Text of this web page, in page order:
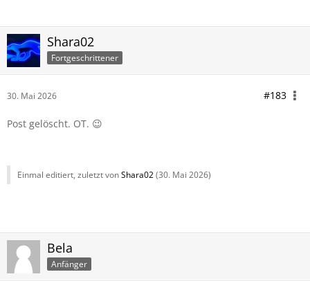
Shara02
Fortgeschrittener
30. Mai 2026 #183
Post gelöscht. OT. 😉
Einmal editiert, zuletzt vonShara02(30. Mai 2026)
Bela
Anfänger